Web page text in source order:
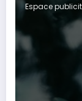
Espace